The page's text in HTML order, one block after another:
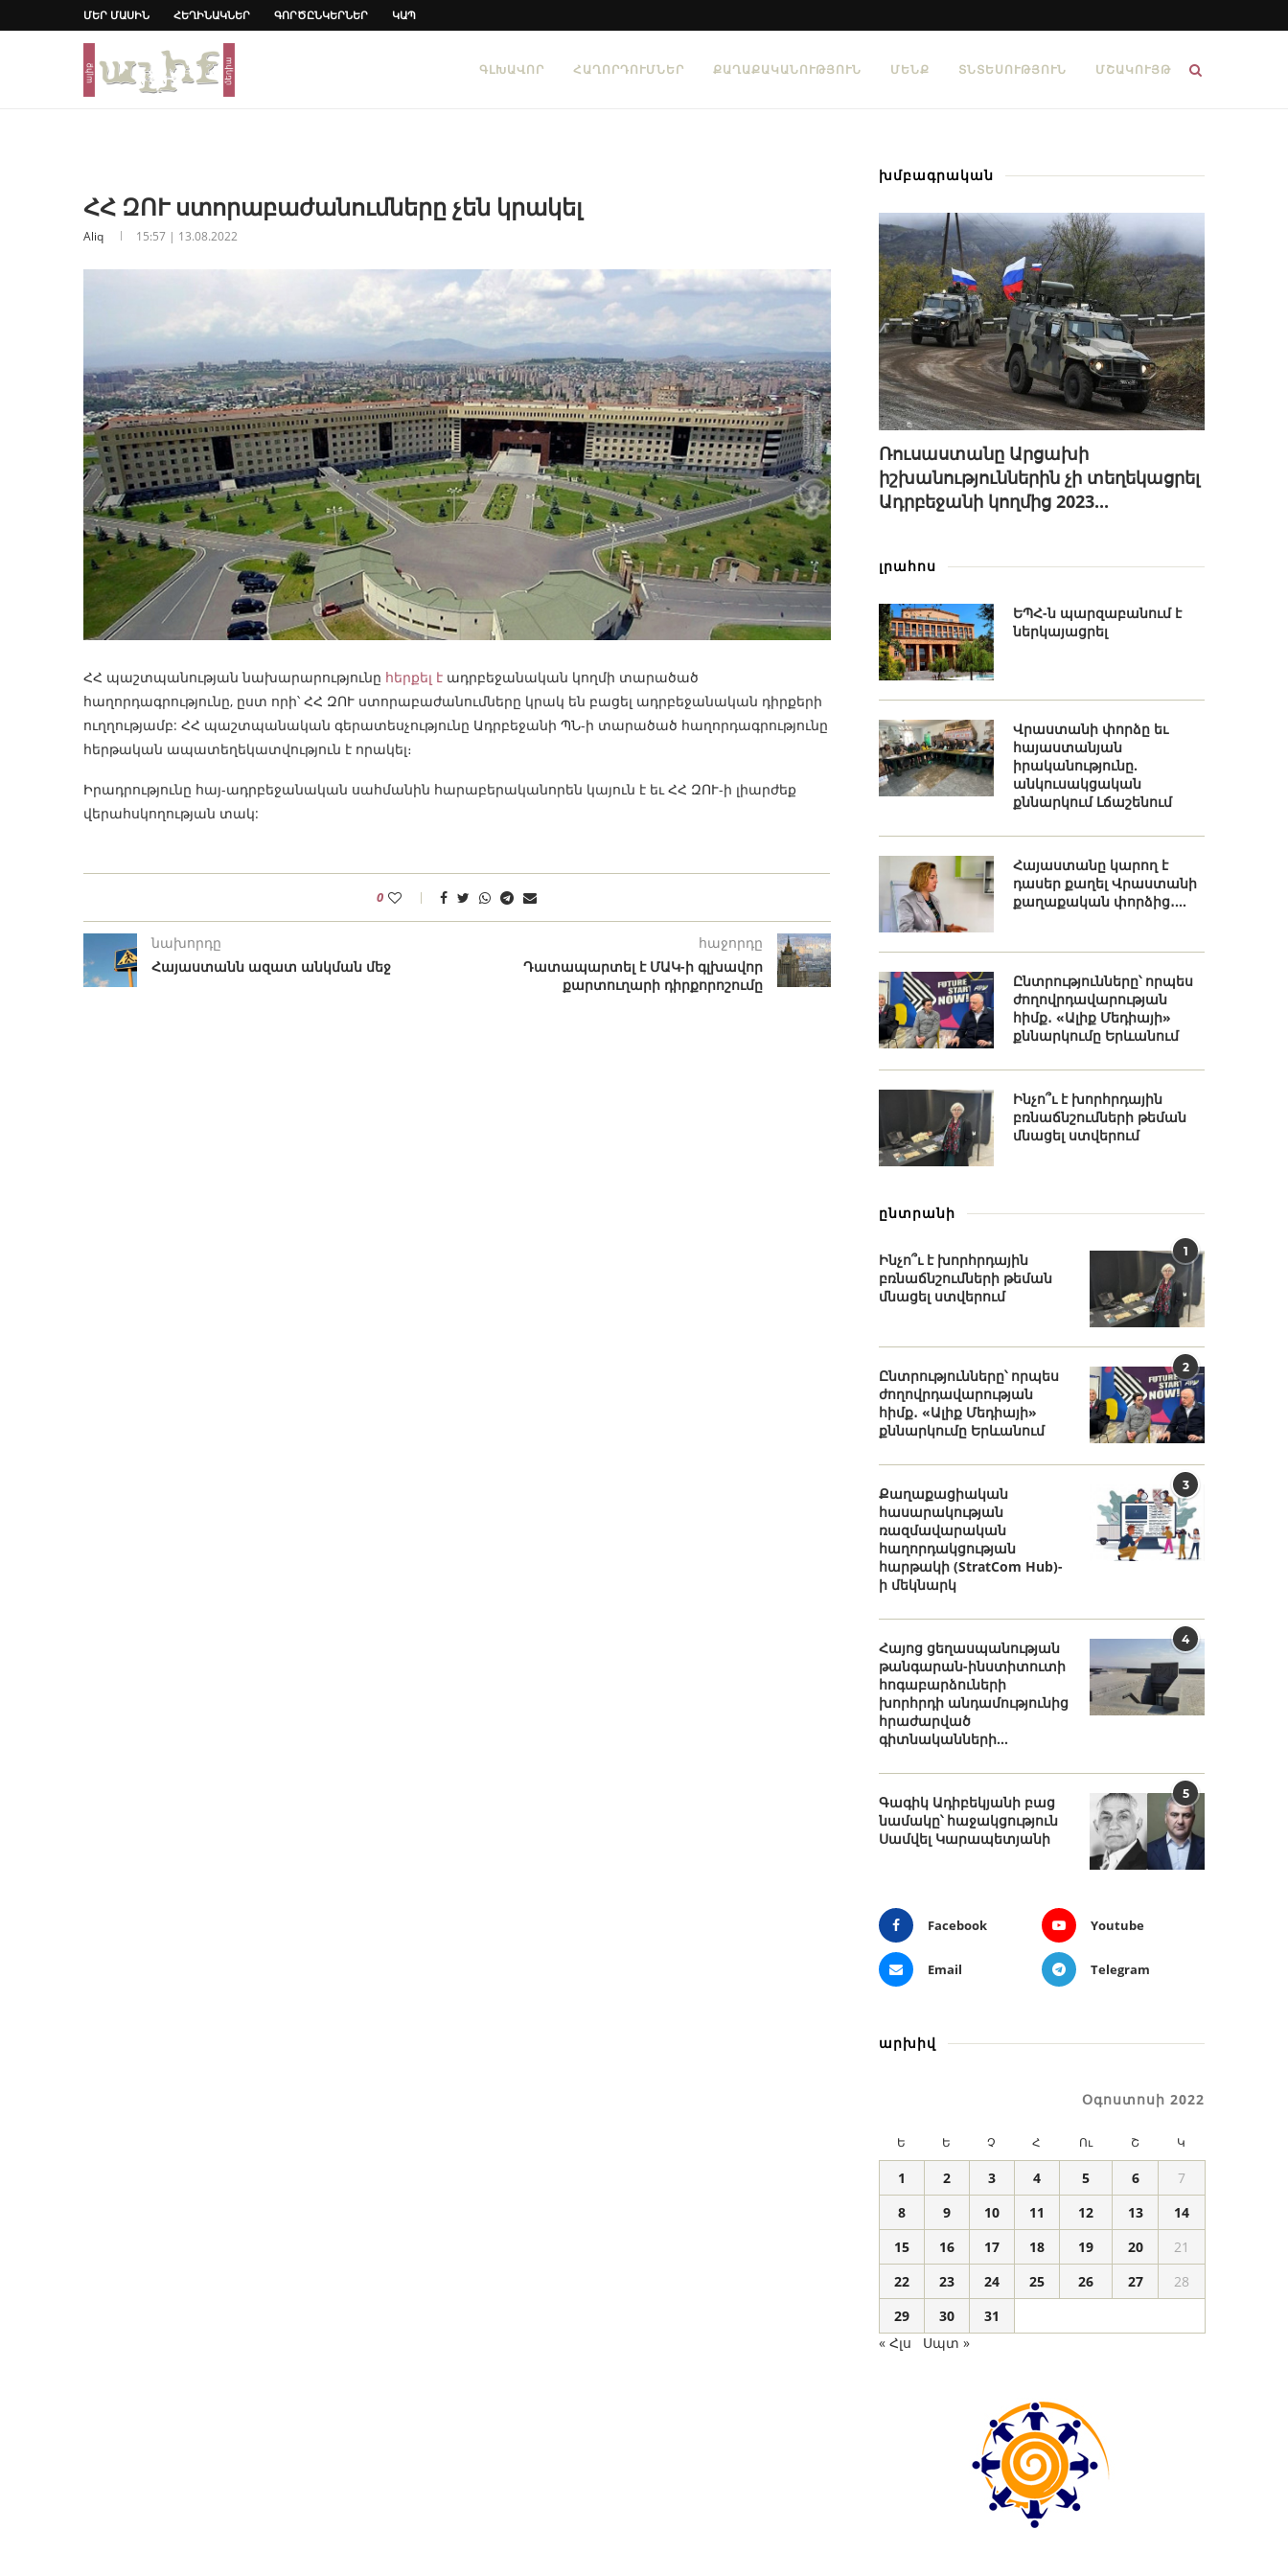
ՄԵՐ ՄԱՍԻՆ ՀԵՂԻՆԱԿՆԵՐ ԳՈՐԾԸՆԿԵՐՆԵՐ ԿԱՊ
ԳԼԽԱՎՈՐ ՀԱՂՈՐԴՈՒՄՆԵՐ ՔԱՂԱՔԱԿԱՆՈՒԹՅՈՒՆ ՄԵՆՔ ՏՆՏԵՍՈՒԹՅՈՒՆ ՄՇԱԿՈՒՅԹ
ՀՀ ԶՈՒ ստորաբաժանումները չեն կրակել
Aliq 15:57 | 13.08.2022
ՀՀ պաշտպանության նախարարությունը հերքել է ադրբեջանական կողմի տարածած
հաղորդագրությունը, ըստ որի՝ ՀՀ ԶՈՒ ստորաբաժանումները կրակ են բացել ադրբեջանական դիրքերի
ուղղությամբ: ՀՀ պաշտպանական գերատեսչությունը Ադրբեջանի ՊՆ-ի տարածած հաղորդագրությունը
հերթական ապատեղեկատվություն է որակել։
Իրադրությունը հայ-ադրբեջանական սահմանին հարաբերականորեն կայուն է եւ ՀՀ ԶՈՒ-ի լիարժեք
վերահսկողության տակ:
0
նախորդը
Հայաստանն ազատ անկման մեջ
հաջորդը
Դատապարտել է ՄԱԿ-ի գլխավոր
քարտուղարի դիրքորոշումը
խմբագրական
Ռուսաստանը Արցախի
իշխանություններին չի տեղեկացրել
Ադրբեջանի կողմից 2023...
լրահոս
ԵՊՀ-ն պարզաբանում է
ներկայացրել
Վրաստանի փորձը եւ
հայաստանյան
իրականությունը.
անկուսակցական
քննարկում Լճաշենում
Հայաստանը կարող է
դասեր քաղել Վրաստանի
քաղաքական փորձից․...
Ընտրությունները՝ որպես
ժողովրդավարության
հիմք․ «Ալիք Մեդիայի»
քննարկումը Երևանում
Ինչո՞ւ է խորհրդային
բռնաճնշումների թեման
մնացել ստվերում
ընտրանի
1
Ինչո՞ւ է խորհրդային
բռնաճնշումների թեման
մնացել ստվերում
2
Ընտրությունները՝ որպես
ժողովրդավարության
հիմք․ «Ալիք Մեդիայի»
քննարկումը Երևանում
3
Քաղաքացիական
հասարակության
ռազմավարական
հաղորդակցության
հարթակի (StratCom Hub)-
ի մեկնարկ
4
Հայոց ցեղասպանության
թանգարան-ինստիտուտի
հոգաբարձուների
խորհրդի անդամությունից
հրաժարված
գիտնականների...
5
Գագիկ Ադիբեկյանի բաց
նամակը՝ հաջակցություն
Սամվել Կարապետյանի
Facebook Youtube
Email Telegram
արխիվ
Օգոստոսի 2022
Ե Ե Չ Հ Ու Շ Կ
1 2 3 4 5 6
7
8
9 10 11 12 13
14
15
16 17 18 19 20
21
22
23 24 25 26 27
28
29
30
31
« Հլս
Սպտ »